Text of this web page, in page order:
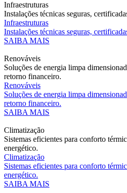
Infraestruturas
Instalações técnicas seguras,
Infraestruturas
Instalações técnicas seguras,
SAIBA MAIS
Renováveis
Soluções de energia limpa
retorno financeiro.
Renováveis
Soluções de energia limpa
retorno financeiro.
SAIBA MAIS
Climatização
Sistemas eficientes para conforto
energético.
Climatização
Sistemas eficientes para conforto
energético.
SAIBA MAIS